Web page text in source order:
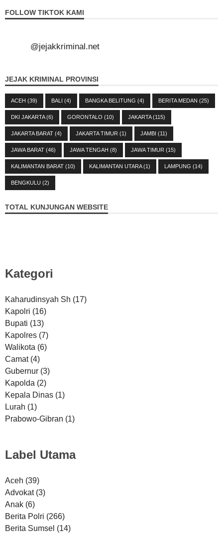
FOLLOW TIKTOK KAMI
@jejakkriminal.net
JEJAK KRIMINAL PROVINSI
ACEH (39) BALI (4) BANGKA BELITUNG (4) BERITA MEDAN (25)
DKI JAKARTA(6) GORONTALO (10) JAKARTA(115)
JAKARTA BARAT (4) JAKARTA TIMUR (1) JAMBI (11)
JAWA BARAT (46) JAWA TENGAH (8) JAWA TIMUR (15)
KALIMANTAN BARAT (10) KALIMANTAN UTARA(1) LAMPUNG (14)
BENGKULU (2)
TOTAL KUNJUNGAN WEBSITE
Kategori
Kaharudinsyah Sh (17)
Kapolri (16)
Bupati (13)
Kapolres (7)
Walikota (6)
Camat (4)
Gubernur (3)
Kapolda (2)
Kepala Dinas (1)
Lurah (1)
Prabowo-Gibran (1)
Label Utama
Aceh (39)
Advokat (3)
Anak (6)
Berita Polri (266)
Berita Sumsel (14)